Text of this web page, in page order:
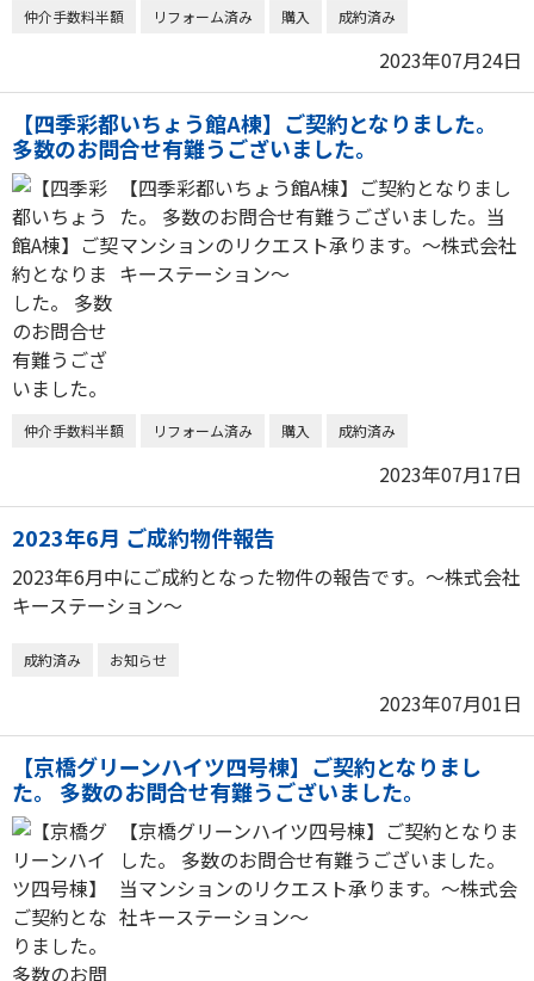
仲介手数料半額 リフォーム済み 購入 成約済み
2023年07月24日
【四季彩都いちょう館A棟】ご契約となりました。
多数のお問合せ有難うございました。
【四季彩都いちょう館A棟】ご契約となりまし
た。 多数のお問合せ有難うございました。当
マンションのリクエスト承ります。～株式会社
キーステーション～
仲介手数料半額 リフォーム済み 購入 成約済み
2023年07月17日
2023年6月 ご成約物件報告
2023年6月中にご成約となった物件の報告です。～株式会社
キーステーション～
成約済み お知らせ
2023年07月01日
【京橋グリーンハイツ四号棟】ご契約となりまし
た。 多数のお問合せ有難うございました。
【京橋グリーンハイツ四号棟】ご契約となりま
した。 多数のお問合せ有難うございました。
当マンションのリクエスト承ります。～株式会
社キーステーション～